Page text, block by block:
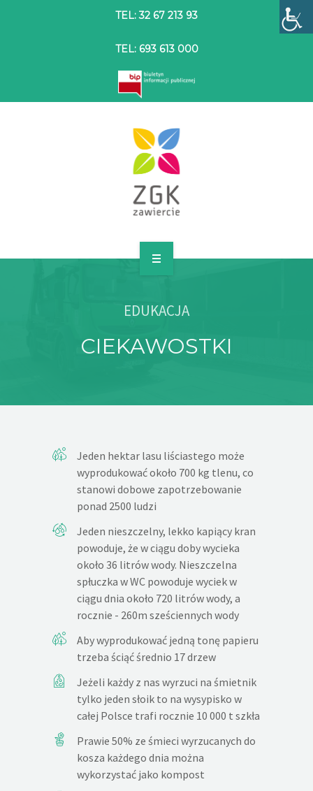
TEL: 32 67 213 93
TEL: 693 613 000
DLA MIESZKAŃCÓW
EDUKACJA
EDUKACJA
CIEKAWOSTKI
Jeden hektar lasu liściastego może
wyprodukować około 700 kg tlenu, co
stanowi dobowe zapotrzebowanie
ponad 2500 ludzi
Jeden nieszczelny, lekko kapiący kran
powoduje, że w ciągu doby wycieka
około 36 litrów wody. Nieszczelna
spłuczka w WC powoduje wyciek w
ciągu dnia około 720 litrów wody, a
rocznie - 260m sześciennych wody
Aby wyprodukować jedną tonę papieru
trzeba ściąć średnio 17 drzew
Jeżeli każdy z nas wyrzuci na śmietnik
tylko jeden słoik to na wysypisko w
całej Polsce trafi rocznie 10 000 t szkła
Prawie 50% ze śmieci wyrzucanych do
kosza każdego dnia można
wykorzystać jako kompost